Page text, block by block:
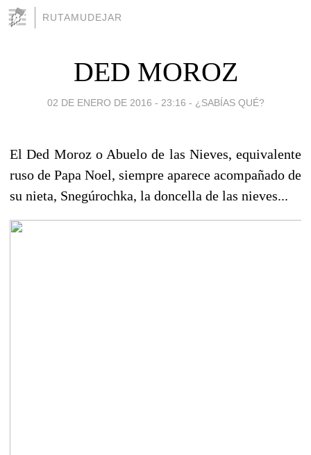
RUTAMUDEJAR
DED MOROZ
02 DE ENERO DE 2016 - 23:16 - ¿SABÍAS QUÉ?
El Ded Moroz o Abuelo de las Nieves, equivalente
ruso de Papa Noel, siempre aparece acompañado de
su nieta, Snegúrochka, la doncella de las nieves...